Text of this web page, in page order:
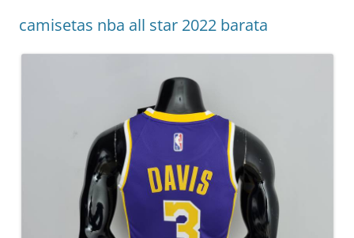
camisetas nba all star 2022 barata